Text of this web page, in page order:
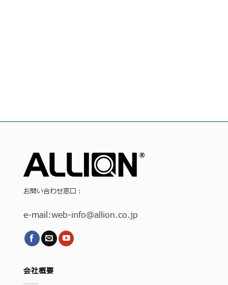
お問い合わせ窓口：
e-mail:web-info@allion.co.jp
会社概要